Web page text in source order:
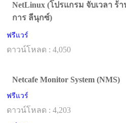
NetLinux (โปรแกรม จับเวลา ร้
การ ลีนุกซ์)
ฟรีแวร์
ดาวน์โหลด : 4,050
Netcafe Monitor System (NMS)
ฟรีแวร์
ดาวน์โหลด : 4,203